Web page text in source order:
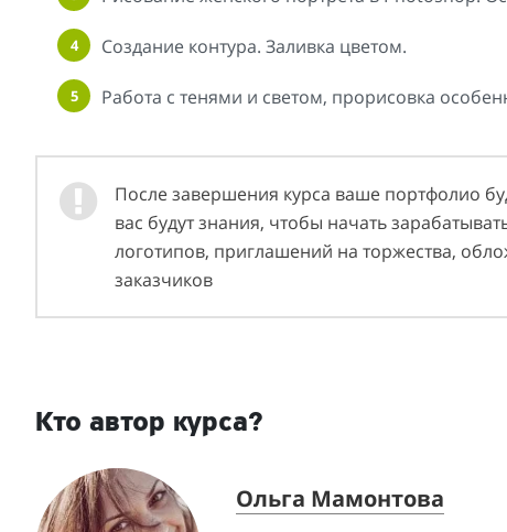
Создание контура. Заливка цветом.
Работа с тенями и светом, прорисовка
После завершения курса ваше портфолио
вас будут знания, чтобы начать
логотипов, приглашений на торжества,
заказчиков
Кто автор курса?
Ольга Мамонтова